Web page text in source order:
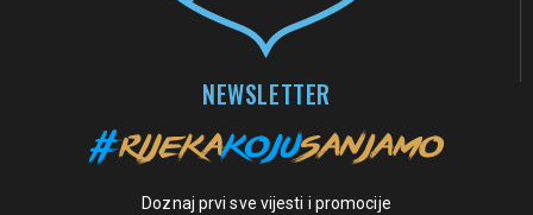
NEWSLETTER
Doznaj prvi sve vijesti i promocije